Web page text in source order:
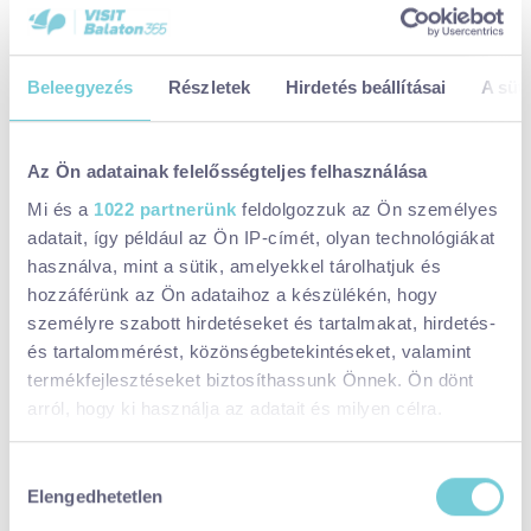
Beleegyezés Részletek Hirdetés beállításai A
Az Ön adatainak felelősségteljes felhasználása
Mi és a 1022 partnerünk feldolgozzuk az Ön személyes
adatait, így például az Ön IP-címét, olyan technológiákat
használva, mint a sütik, amelyekkel tárolhatjuk és
hozzáférünk az Ön adataihoz a készülékén, hogy
személyre szabott hirdetéseket és tartalmakat, hirdetés-
és tartalommérést, közönségbetekintéseket, valamint
termékfejlesztéseket biztosíthassunk Önnek. Ön dönt
arról, hogy ki használja az adatait és milyen célra.
Információgyűjtés az Ön földrajzi
kiválasztása
Elengedhetetlen
Varga BalaTone - 2026
GASZTRO FESZTIVÁL KÜLTÉRI
Bor, Mámor, Prósza - 2026
GASZTRO FESZTIVÁL KÜLTÉRI